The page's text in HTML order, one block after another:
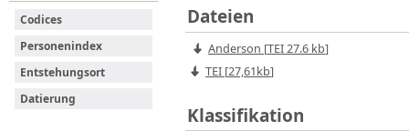
Codices
Personenindex
Entstehungsort
Datierung
Dateien
Anderson [TEI27.6 kb]
TEI [27,61kb]
Klassifikation